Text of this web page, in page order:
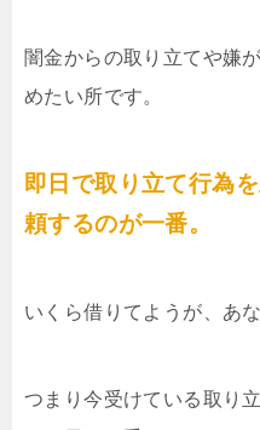
闇金からの取り立てや嫌
めたい所です。
即日で取り立て行為
頼するのが一番。
いくら借りてようが、あ
つまり今受けている取り